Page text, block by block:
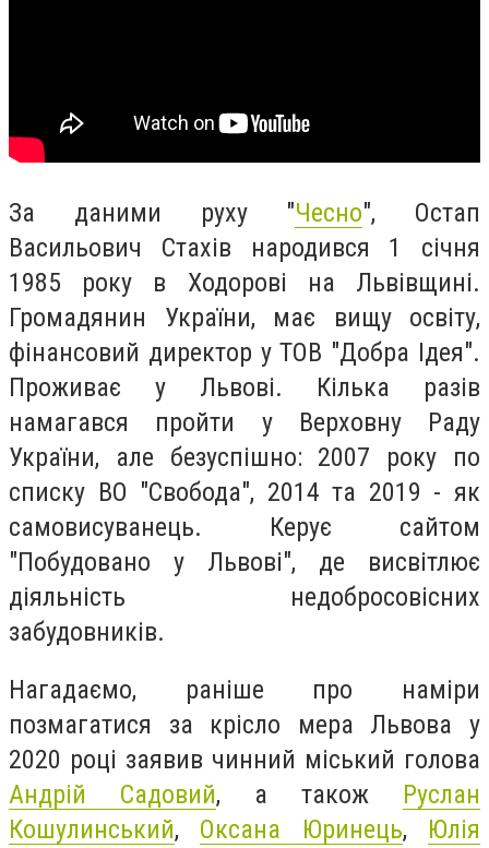
За даними руху "Чесно", Остап
Васильович Стахів народився 1 січня
1985 року в Ходорові на Львівщині.
Громадянин України, має вищу освіту,
фінансовий директор у ТОВ "Добра Ідея".
Проживає у Львові. Кілька разів
намагався пройти у Верховну Раду
України, але безуспішно: 2007 року по
списку ВО "Свобода", 2014 та 2019 - як
самовисуванець. Керує сайтом
"Побудовано у Львові", де висвітлює
діяльність недобросовісних
забудовників.
Нагадаємо, раніше про наміри
позмагатися за крісло мера Львова у
2020 році заявив чинний міський голова
Андрій Садовий, а також Руслан
Кошулинський, Оксана Юринець, Юлія